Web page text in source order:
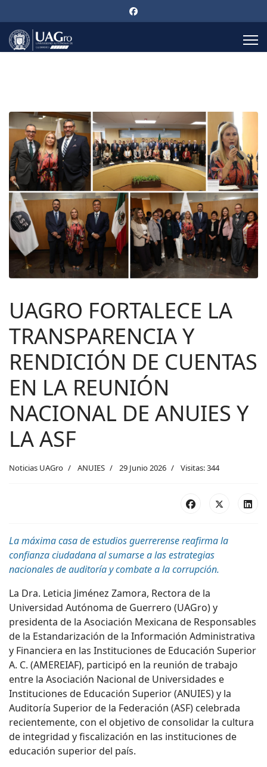
UAGRO FORTALECE LA
TRANSPARENCIA Y
RENDICIÓN DE CUENTAS
EN LA REUNIÓN
NACIONAL DE ANUIES Y
LA ASF
Noticias UAGro ANUIES 29 Junio 2026 Visitas: 344
La máxima casa de estudios guerrerense reafirma la
confianza ciudadana al sumarse a las estrategias
nacionales de auditoría y combate a la corrupción.
La Dra. Leticia Jiménez Zamora, Rectora de la
Universidad Autónoma de Guerrero (UAGro) y
presidenta de la Asociación Mexicana de Responsables
de la Estandarización de la Información Administrativa
y Financiera en las Instituciones de Educación Superior
A. C. (AMEREIAF), participó en la reunión de trabajo
entre la Asociación Nacional de Universidades e
Instituciones de Educación Superior(ANUIES)y la
Auditoría Superior de la Federación (ASF) celebrada
recientemente, con el objetivo de consolidar la cultura
de integridad y fiscalización en las instituciones de
educación superior del país.